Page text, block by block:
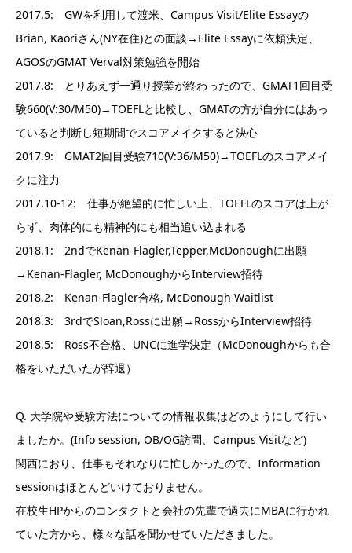
2017.5: GWを利用して渡米、Campus Visit/Elite Essayの
Brian, Kaoriさん(NY在住)との面談→Elite Essayに依頼決定、
AGOSのGMAT Verval対策勉強を開始
2017.8: とりあえず一通り授業が終わったので、GMAT1回目受
験660(V:30/M50)→TOEFLと比較し、GMATの方が自分にはあっ
ていると判断し短期間でスコアメイクすると決心
2017.9: GMAT2回目受験710(V:36/M50)→TOEFLのスコアメイ
クに注力
2017.10-12: 仕事が絶望的に忙しい上、TOEFLのスコアは上が
らず、肉体的にも精神的にも相当追い込まれる
2018.1: 2ndでKenan-Flagler,Tepper,McDonoughに出願
→Kenan-Flagler, McDonoughからInterview招待
2018.2: Kenan-Flagler合格, McDonough Waitlist
2018.3: 3rdでSloan,Rossに出願→RossからInterview招待
2018.5: Ross不合格、UNCに進学決定（McDonoughからも合
格をいただいたが辞退）
Q. 大学院や受験方法についての情報収集はどのようにして行い
ましたか。(Info session, OB/OG訪問、Campus Visitなど)
関西におり、仕事もそれなりに忙しかったので、Information
sessionはほとんどいけておりません。
在校生HPからのコンタクトと会社の先輩で過去にMBAに行かれ
ていた方から、様々な話を聞かせていただきました。